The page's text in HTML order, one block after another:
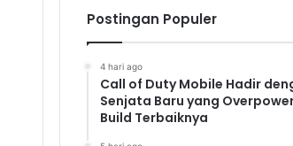
Postingan Populer
4 hari ago
Call of Duty Mobile Hadir
Senjata Baru yang
Build Terbaiknya